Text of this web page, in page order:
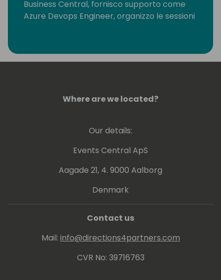
Business Central, fornisco supporto come
Azure Devops Engineer, organizzo le sessioni
Where are we located?
Our details:
Events Central ApS
Aagade 21, 4. 9000 Aalborg
Denmark
Contact us
Mail: info@directions4partners.com
CVR No: 39716763